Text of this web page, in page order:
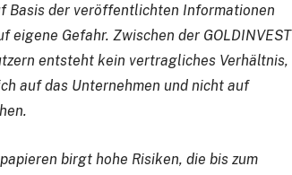
Basis der veröffentlichten Informationen
Gefahr. Zwischen der GOLDINVEST
entsteht kein vertragliches Verhältnis,
auf das Unternehmen und nicht auf
birgt hohe Risiken, die bis zum